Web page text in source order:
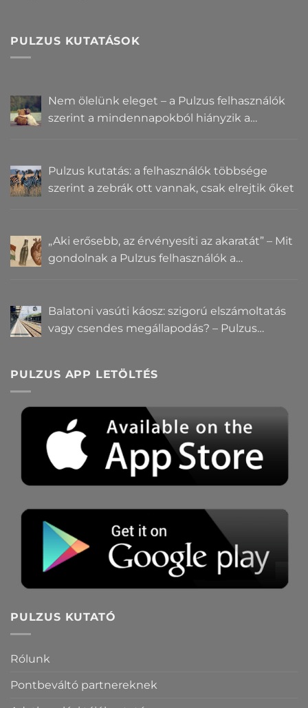
PULZUS KUTATÁSOK
Nem ölelünk eleget – a Pulzus felhasználók
szerint a mindennapokból hiányzik a
Pulzus kutatás: a felhasználók többsége
szerint a zebrák ott vannak, csak elrejtik őket
„Aki erősebb, az érvényesíti az akaratát” – Mit
gondolnak a Pulzus felhasználók a
Balatoni vasúti káosz: szigorú elszámoltatás
vagy csendes megállapodás? – Pulzus
PULZUS APP LETÖLTÉS
PULZUS KUTATÓ
Rólunk
Pontbeváltó partnereknek